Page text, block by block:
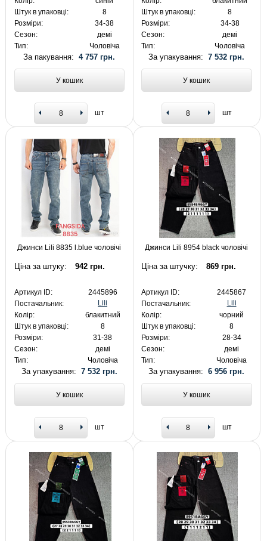
Штук в упаковці:
8
Розміри:
34-38
Сезон:
демі
Тип:
Чоловіча
За пакування:4 757 грн.
У кошик
шт
Штук в упаковці:
8
Розміри:
34-38
Сезон:
демі
Тип:
Чоловіча
За упакування:7 532 грн.
У кошик
шт
Джинси Lili 8835 l.blue чоловічі
Ціна за штуку: 942 грн.
Артикул ID:
2445896
Постачальник:
Lili
Колір:
блакитний
Штук в упаковці:
8
Розміри:
31-38
Сезон:
демі
Тип:
Чоловіча
За упакування: 7 532 грн.
У кошик
шт
Джинси Lili 8954 black чоловічі
Ціна за штучку: 869 грн.
Артикул ID:
2445867
Постачальник:
Lili
Колір:
чорний
Штук в упаковці:
8
Розміри:
28-34
Сезон:
демі
Тип:
Чоловіча
За упакування:6 956 грн.
У кошик
шт